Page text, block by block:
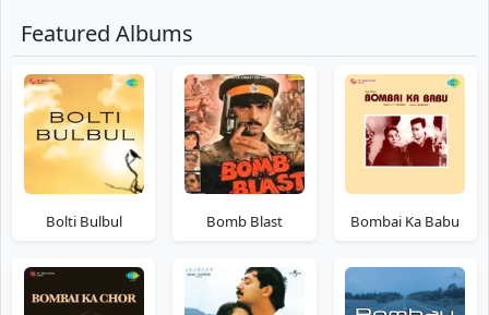
Featured Albums
Bolti Bulbul Bomb Blast Bombai Ka Babu